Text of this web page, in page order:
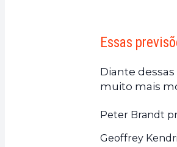
Essas
Diante
muito mais
Peter Brandt
Geoffrey